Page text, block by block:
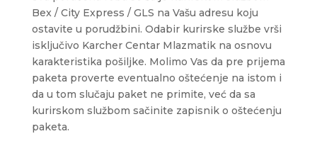
Bex / City Express / GLS na Vašu adresu koju
ostavite u porudžbini. Odabir kurirske službe vrši
isključivo Karcher Centar Mlazmatik na osnovu
karakteristika pošiljke. Molimo Vas da pre prijema
paketa proverte eventualno oštećenje na istom i
da u tom slučaju paket ne primite, već da sa
kurirskom službom sačinite zapisnik o oštećenju
paketa.